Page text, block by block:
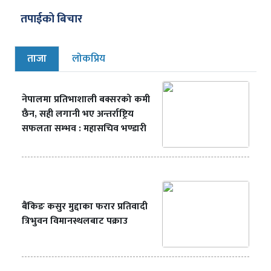
तपाईको बिचार
ताजा लोकप्रिय
नेपालमा प्रतिभाशाली बक्सरको कमी
छैन, सही लगानी भए अन्तर्राष्ट्रिय
सफलता सम्भव : महासचिव भण्डारी
बैंकिङ कसुर मुद्दाका फरार प्रतिवादी
त्रिभुवन विमानस्थलबाट पक्राउ